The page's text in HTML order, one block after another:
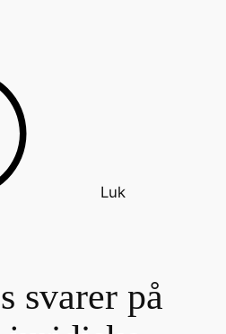
Luk
svarer på